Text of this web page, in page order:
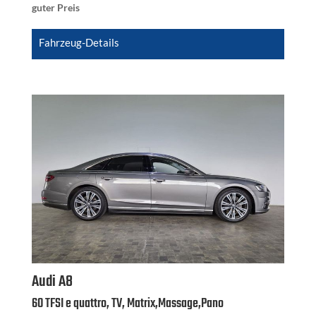
guter Preis
Fahrzeug-Details
AudiA8
60 TFSI e quattro, TV, Matrix,Massage,Pano